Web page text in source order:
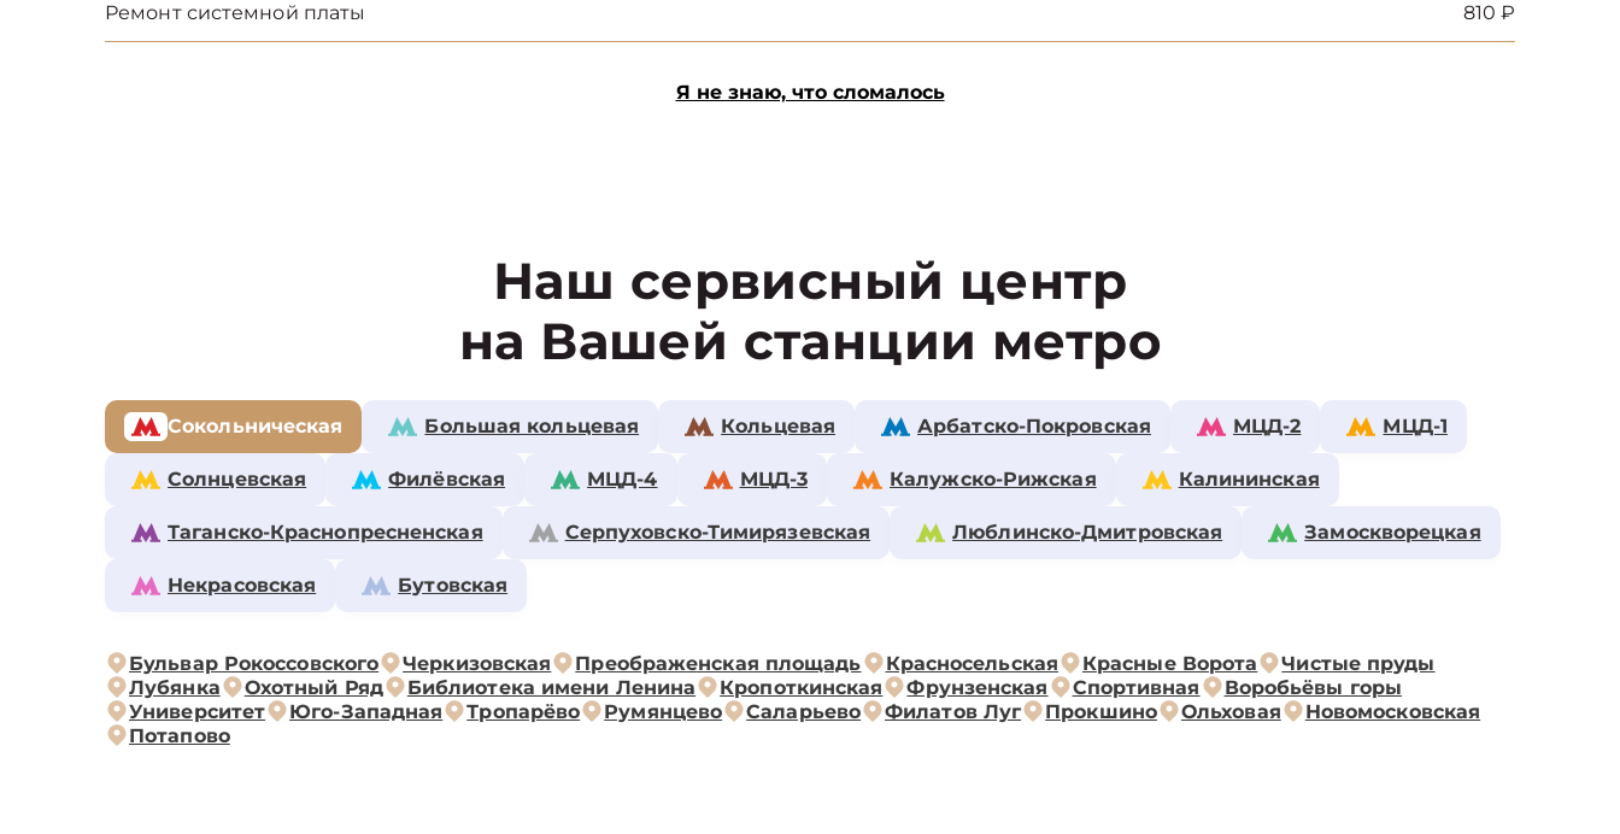
Ремонт системной платы 810 ₽
Я не знаю, что сломалось
Наш сервисный центр
на Вашей станции метро
Сокольническая Большая кольцевая Кольцевая Арбатско-Покровская МЦД-2 МЦД-1
Солнцевская Филёвская МЦД-4 МЦД-3 Калужско-Рижская Калининская
Таганско-Краснопресненская Серпуховско-Тимирязевская Люблинско-Дмитровская Замоскворецкая
Некрасовская Бутовская
Бульвар Рокоссовского Черкизовская Преображенская площадь Красносельская Красные Ворота
Чистые пруды
Лубянка
Охотный Ряд Библиотека имени Ленина Кропоткинская Фрунзенская Спортивная
Воробьёвы горы
Университет
Юго-Западная Тропарёво Румянцево Саларьево Филатов Луг Прокшино Ольховая
Новомосковская
Потапово